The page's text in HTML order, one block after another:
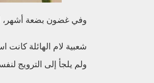
وفي غضون بضعة أشهر،
شعبية لام الهائلة كانت
ولم يلجأ إلى الترويج